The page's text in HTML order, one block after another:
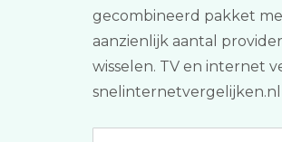
gecombineerd pakket
aanzienlijk aantal
wisselen. TV en internet